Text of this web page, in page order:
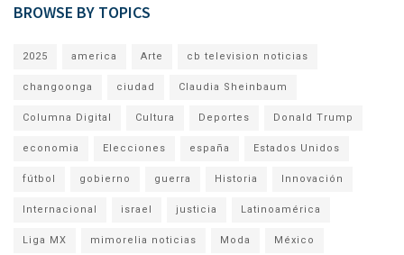
BROWSE BY TOPICS
2025 america Arte cb television noticias
changoonga ciudad Claudia Sheinbaum
Columna Digital Cultura Deportes Donald Trump
economia Elecciones españa Estados Unidos
fútbol gobierno guerra Historia Innovación
Internacional israel justicia Latinoamérica
Liga MX mimorelia noticias Moda México